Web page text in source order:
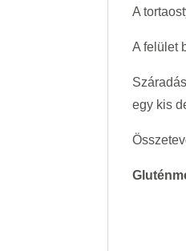
A
A felület
egy kis